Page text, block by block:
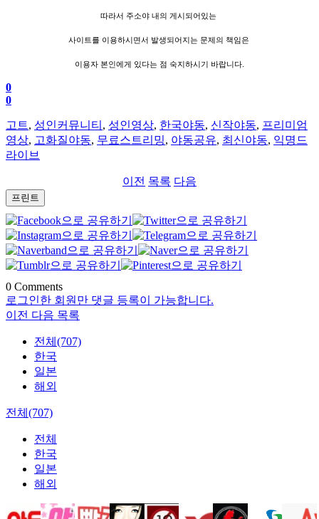
따라서 주소야 내의 게시되어있는
사이트를 이용하시면서 발생되어지는 문제의 책임은
이용자 본인에게 있다는 점 숙지하시기 바랍니다.
0
0
고트, 성인커뮤니티 , 성인영상, 한국야동, 신작야동, 프리미엄
영상, 고화질야동, 무료스트리밍, 야동공유, 최신야동, 익명드
라이브
이전 목록 다음
프린트
0 Comments
로그인한 회원만 댓글 등록이 가능합니다.
이전 다음 목록
전체(707)
한국
일본
해외
전체(707)
전체
한국
일본
해외